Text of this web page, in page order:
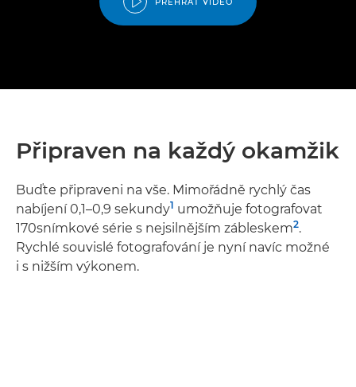
Připraven na každý okamžik
Buďte připraveni na vše. Mimořádně rychlý čas
nabíjení 0,1–0,9 sekundy1 umožňuje fotografovat
170snímkové série s nejsilnějším zábleskem2.
Rychlé souvislé fotografování je nyní navíc možné
i s nižším výkonem.